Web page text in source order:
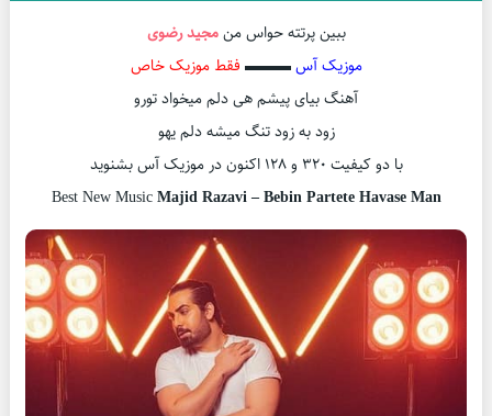
ببین پرتته حواس منمجید رضوی
موزیک آس▬▬▬ فقط موزیک خاص
آهنگ بیای پیشم هی دلم میخواد تورو
زود به زود تنگ میشه دلم یهو
با دو کیفیت ۳۲۰ و ۱۲۸ اکنون در موزیک آس بشنوید
Best New MusicMajid Razavi – Bebin Partete Havase Man